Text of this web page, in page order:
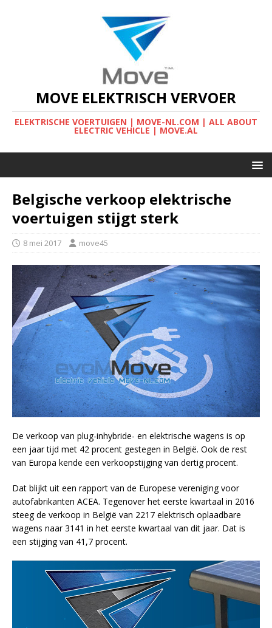
MOVE ELEKTRISCH VERVOER
ELEKTRISCHE VOERTUIGEN | MOVE-NL.COM | ALL ABOUT
ELECTRIC VEHICLE | MOVE.AL
Belgische verkoop elektrische
voertuigen stijgt sterk
8 mei 2017 move45
De verkoop van plug-inhybride- en elektrische wagens is op
een jaar tijd met 42 procent gestegen in België. Ook de rest
van Europa kende een verkoopstijging van dertig procent.
Dat blijkt uit een rapport van de Europese vereniging voor
autofabrikanten ACEA. Tegenover het eerste kwartaal in 2016
steeg de verkoop in België van 2217 elektrisch oplaadbare
wagens naar 3141 in het eerste kwartaal van dit jaar. Dat is
een stijging van 41,7 procent.